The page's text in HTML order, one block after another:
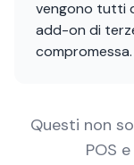
vengono tutti
add-on di
compromessa.
Questi non
POS